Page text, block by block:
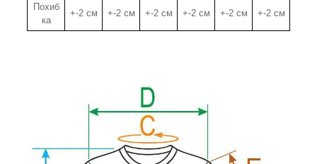
Похиб
ка
+-2 см +-2 см +-2 см +-2 см +-2 см +-2 см